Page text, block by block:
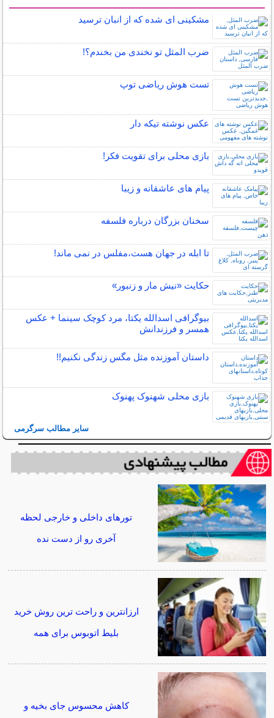
مشکینی ای شده که از انبان ترسید
ضرب المثل تو نخندی من بخندم؟!
تست هوش ریاضی توپ
عکس نوشته تیکه دار
بازی محلی برای تقویت فکر!
پیام های عاشقانه و زیبا
سخنان بزرگان درباره فلسفه
تا ابله در جهان هست،مفلس در نمی ماند!
حکایت «نیش مار و زنبور»
بیوگرافی اسدالله یکتا، مرد کوچک سینما + عکس
همسر و فرزندانش
داستان آموزنده مثل مگس زندگی نکنیم!!
بازی محلی شهنوک پهنوک
سایر مطالب سرگرمی
تورهای داخلی و خارجی لحظه
آخری رو از دست نده
ارزانترین و راحت ترین روش خرید
بلیط اتوبوس برای همه
کاهش محسوس جای بخیه و